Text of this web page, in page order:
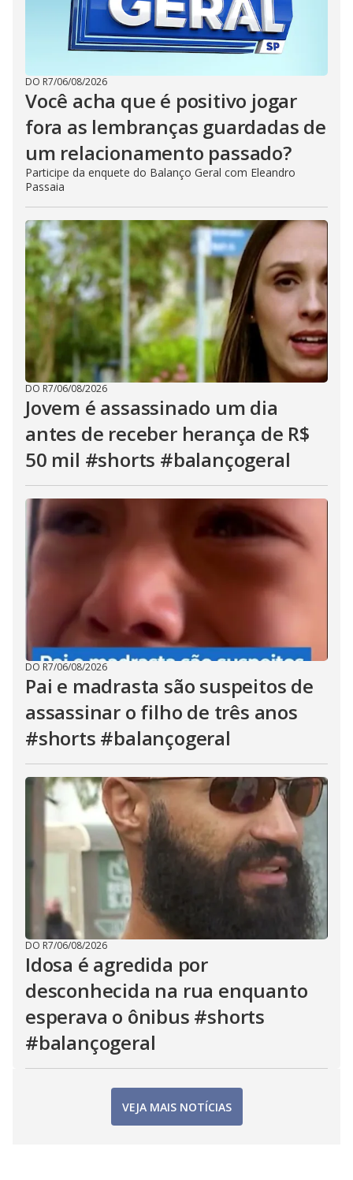
DO R7/06/08/2026
Você acha que é positivo jogar
fora as lembranças guardadas de
um relacionamento passado?
Participe da enquete do Balanço Geral com Eleandro
Passaia
DO R7/06/08/2026
Jovem é assassinado um dia
antes de receber herança de R$
50 mil #shorts #balançogeral
DO R7/06/08/2026
Pai e madrasta são suspeitos de
assassinar o filho de três anos
#shorts #balançogeral
DO R7/06/08/2026
Idosa é agredida por
desconhecida na rua enquanto
esperava o ônibus #shorts
#balançogeral
VEJA MAIS NOTÍCIAS